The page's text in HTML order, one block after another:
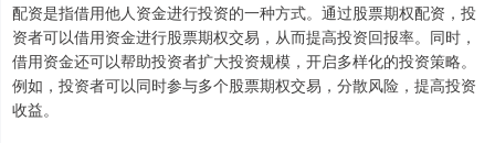
配资是指借用他人资金进行投资的一种方式。通过股票期权配资，投
资者可以借用资金进行股票期权交易，从而提高投资回报率。同时，
借用资金还可以帮助投资者扩大投资规模，开启多样化的投资策略。
例如，投资者可以同时参与多个股票期权交易，分散风险，提高投资
收益。